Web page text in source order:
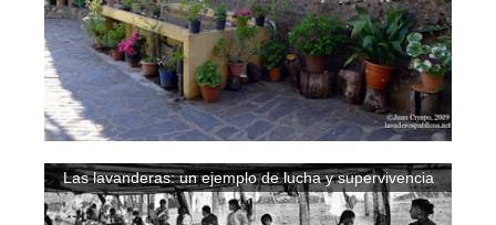
Las lavanderas: un ejemplo de lucha y supervivencia